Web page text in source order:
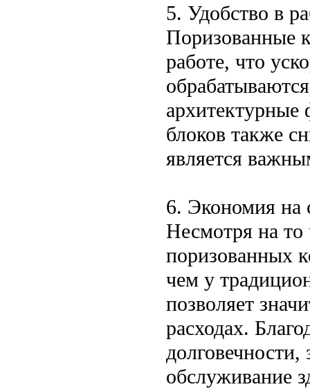
5. Удобство в
Поризованные
работе, что
блоков также
является
6. Экономия на
Несмотря на то
поризованных
чем у
позволяет
расходах.
обслуживание